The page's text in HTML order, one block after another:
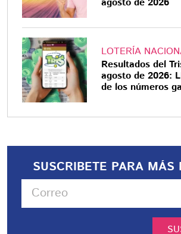
agosto de 2026
LOTERÍA
Resultados del
agosto de 2026:
de los números
SUSCRIBETE PARA MÁS